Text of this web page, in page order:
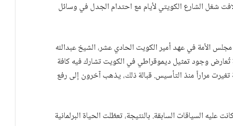
شغل الشارع الكويتي لأيام مع احتدام الجدل في وسائل
الأمة في عهد أمير الكويت الحادي عشر، الشيخ عبدالله
وجود تمثيل ديموقراطي في الكويت تشارك فيه كافة
مراراً منذ التأسيس. قبالة ذلك، يذهب آخرون إلى رفع
كان مختلفاً تماماً عما كانت عليه السياقات السابقة. بالنتيجة، تعطّلت الحياة البرلمانية